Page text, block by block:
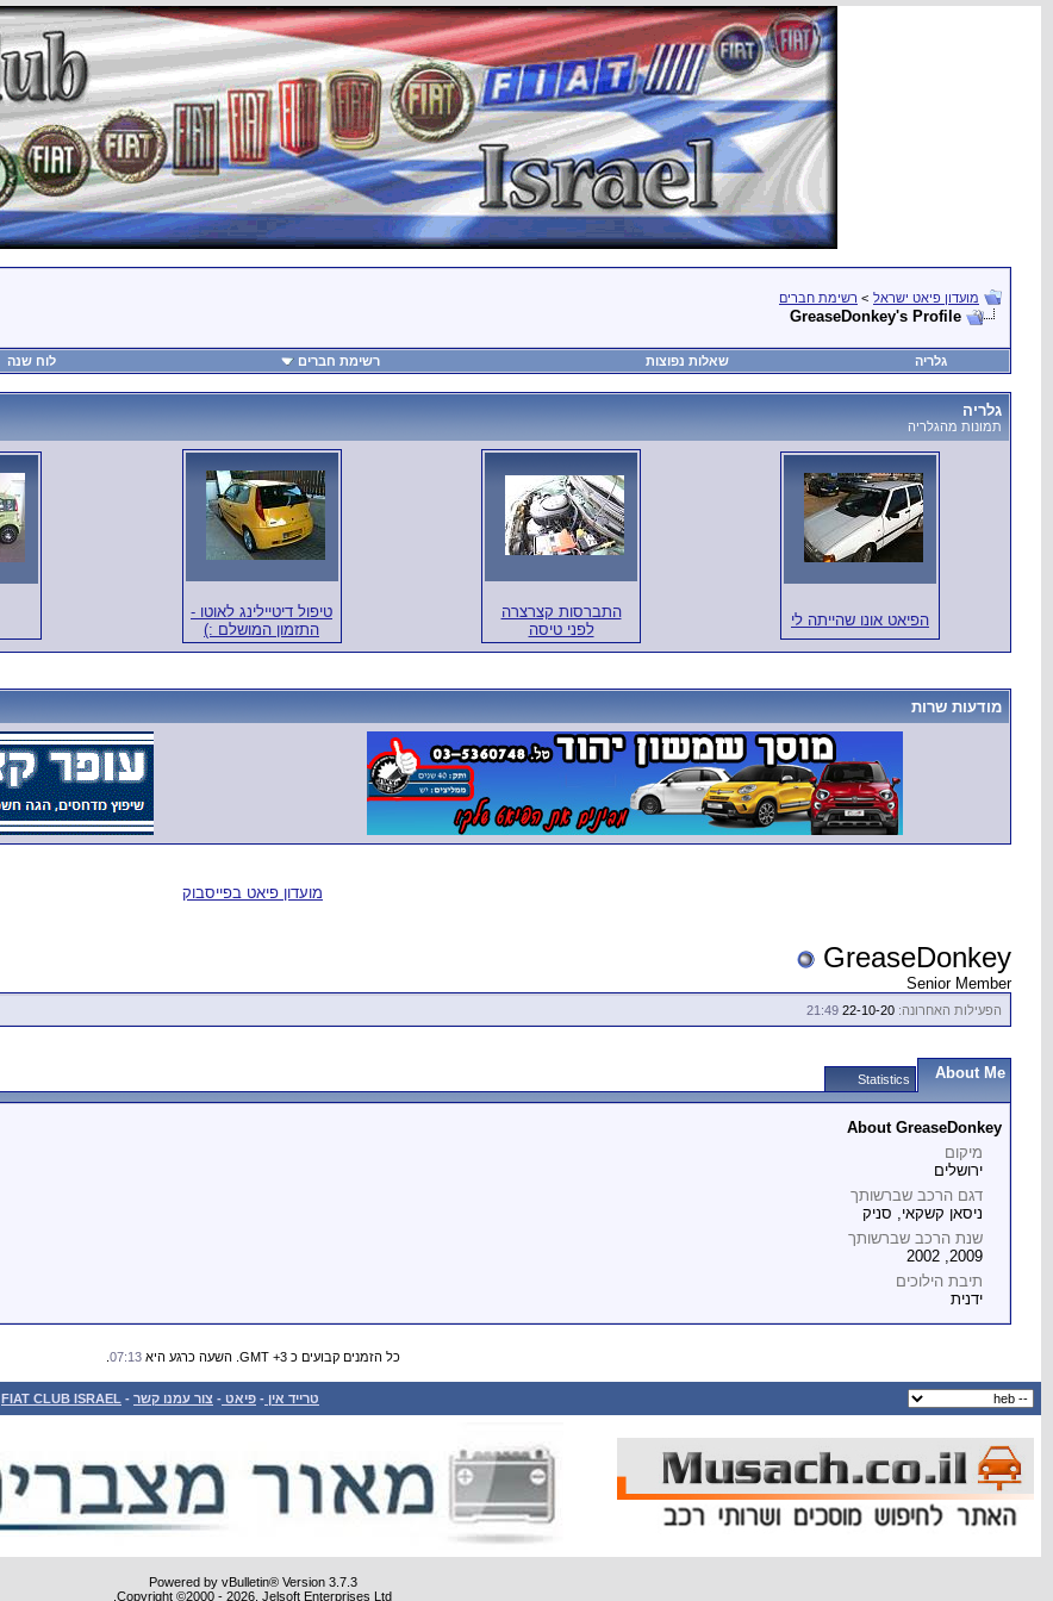
מועדון פיאט ישראל > רשימת חברים
GreaseDonkey's Profile
גלריה שאלות נפוצות רשימת חברים לוח שנה
גלריה
תמונות מהגלריה
הפיאט אונו שהייתה לי
התברסות קצרצרה
לפני טיסה
טיפול דיטיילינג לאוטו -
התזמון המושלם :)
מודעות שרות
מועדון פיאט בפייסבוק
GreaseDonkey
Senior Member
הפעילות האחרונה: 21:49
About Me
Statistics
About GreaseDonkey
מיקום
ירושלים
דגם הרכב שברשותך
ניסאן קשקאי, סניק
שנת הרכב שברשותך
2009, 2002
תיבת הילוכים
ידנית
כל הזמנים קבועים כ GMT +3. השעה כרגע היא 07:13
טרייד אין - פיאט - צור עמנו קשר -
FIAT CLUB ISRAEL
Powered by vBulletin® Version 3.7.3
Copyright ©2000 - 2026, Jelsoft Enterprises Ltd.